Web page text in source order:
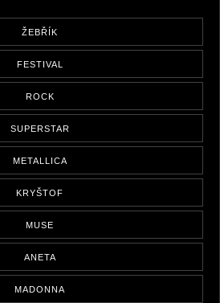
ŽEBŘÍK
FESTIVAL
ROCK
SUPERSTAR
METALLICA
KRYŠTOF
MUSE
ANETA
MADONNA